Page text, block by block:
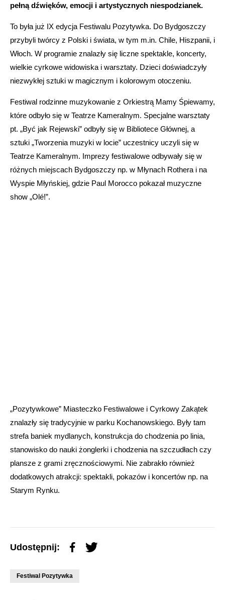
pełną dźwięków, emocji i artystycznych niespodzianek.
To była już IX edycja Festiwalu Pozytywka. Do Bydgoszczy
przybyli twórcy z Polski i świata, w tym m.in. Chile, Hiszpanii, i
Włoch. W programie znalazły się liczne spektakle, koncerty,
wielkie cyrkowe widowiska i warsztaty. Dzieci doświadczyły
niezwykłej sztuki w magicznym i kolorowym otoczeniu.
Festiwal rodzinne muzykowanie z Orkiestrą Mamy Śpiewamy,
które odbyło się w Teatrze Kameralnym. Specjalne warsztaty
pt. „Być jak Rejewski” odbyły się w Bibliotece Głównej, a
sztuki „Tworzenia muzyki w locie” uczestnicy uczyli się w
Teatrze Kameralnym. Imprezy festiwalowe odbywały się w
różnych miejscach Bydgoszczy np. w Młynach Rothera i na
Wyspie Młyńskiej, gdzie Paul Morocco pokazał muzyczne
show „Olé!”.
„Pozytywkowe” Miasteczko Festiwalowe i Cyrkowy Zakątek
znalazły się tradycyjnie w parku Kochanowskiego. Były tam
strefa baniek mydlanych, konstrukcja do chodzenia po linia,
stanowisko do nauki żonglerki i chodzenia na szczudłach czy
plansze z grami zręcznościowymi. Nie zabrakło również
dodatkowych atrakcji: spektakli, pokazów i koncertów np. na
Starym Rynku.
Udostępnij:
Festiwal Pozytywka